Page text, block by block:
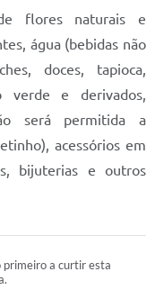
flores naturais e
água (bebidas não
doces, tapioca,
verde e derivados,
será permitida a
acessórios em
bijuterias e outros
primeiro a curtir esta